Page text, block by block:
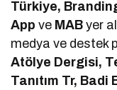
Türkiye,
App ve MAByer
medya ve destek
Atölye Dergisi,
Tanıtım Tr,